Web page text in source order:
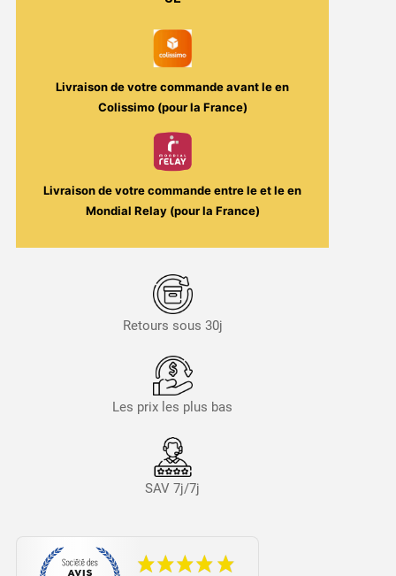
Livraison de votre commande avant leen
Colissimo (pour la France)
Livraison de votre commande entre leet leen
Mondial Relay (pour la France)
Retours sous 30j
Les prix les plus bas
SAV 7j/7j